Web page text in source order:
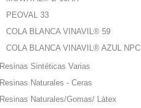
PEOVAL 33
COLA BLANCA VINAVIL® 59
COLA BLANCA VINAVIL® AZUL NPC
Resinas Sintéticas Varias
Resinas Naturales - Ceras
Resinas Naturales/Gomas/ Látex